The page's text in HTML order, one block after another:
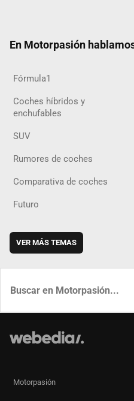
En Motorpasión
Fórmula1
Coches híbridos y
enchufables
SUV
Rumores de coches
Comparativa de coches
Futuro
VER MÁS TEMAS
Motorpasión